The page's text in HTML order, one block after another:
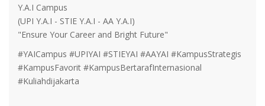
Y.A.I Campus
(UPI Y.A.I - STIE Y.A.I - AA Y.A.I)
"Ensure Your Career and Bright Future"
#YAICampus #UPIYAI #STIEYAI #AAYAI #KampusStrategis
#KampusFavorit #KampusBertarafInternasional
#Kuliahdijakarta